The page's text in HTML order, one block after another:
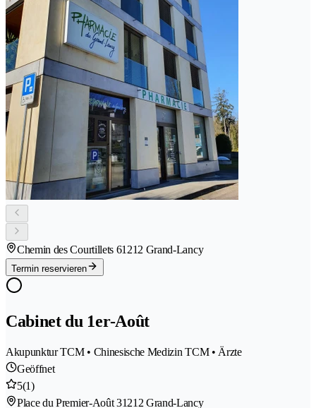
Chemin des Courtillets 61212 Grand-Lancy
Termin reservieren
Cabinet du 1er-Août
Akupunktur TCM • Chinesische Medizin TCM • Ärzte
Geöffnet
5(1)
Place du Premier-Août 31212 Grand-Lancy